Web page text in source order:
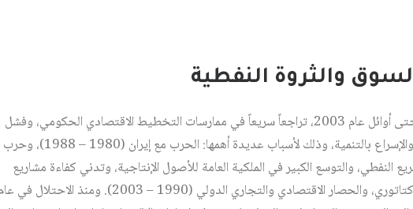
والثروة النفطية
شهد العراق منذ بداية ثمانينيات القرن الماضي حتى أوائل عام 2003، تراجعاً سريعاً في ممارسات التخطيط الاقتصادي الحكومي، وفشل
السياسات الاقتصادية في زيادة النمو والتشغيل والإسراع بالتنمية، وذلك لأسباب عديدة أهمها: الحرب مع إيران (1980 – 1988)، وحرب
الكبير على الريع النفطي، والتوسع الكبير في الملكية العامة للأصول الإنتاجية، وتدني كفاءة مشاريع
القطاع العام، والهيمنة المطلقة لسلطة الحكم الدكتاتوري، والحصار الاقتصادي والتجاري الدولي (1990 – 2003). ومنذ الاحتلال